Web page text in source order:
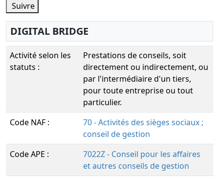
Suivre
DIGITAL BRIDGE
Activité selon les
statuts :
Prestations de conseils, soit
directement ou indirectement, ou
par l'intermédiaire d'un tiers,
pour toute entreprise ou tout
particulier.
Code NAF :
70 - Activités des sièges sociaux ;
conseil de gestion
Code APE :
7022Z - Conseil pour les affaires
et autres conseils de gestion